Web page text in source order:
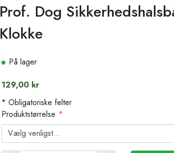
Prof. Dog
Klokke
På lager
129,00 kr
* Obligatoriske felter
Produktstørrelse *